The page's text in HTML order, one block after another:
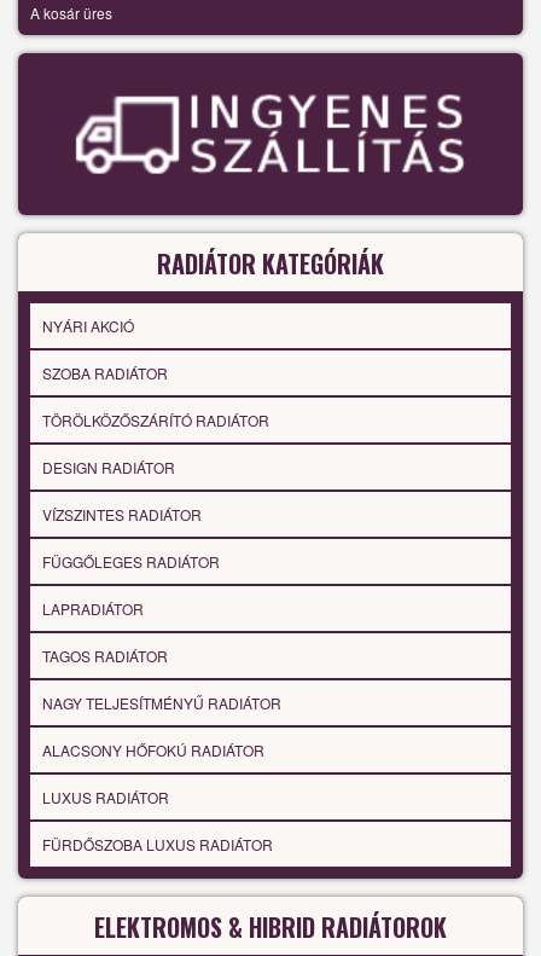
A kosár üres
RADIÁTOR KATEGÓRIÁK
NYÁRI AKCIÓ
SZOBA RADIÁTOR
TÖRÖLKÖZŐSZÁRÍTÓ RADIÁTOR
DESIGN RADIÁTOR
VÍZSZINTES RADIÁTOR
FÜGGŐLEGES RADIÁTOR
LAPRADIÁTOR
TAGOS RADIÁTOR
NAGY TELJESÍTMÉNYŰ RADIÁTOR
ALACSONY HŐFOKÚ RADIÁTOR
LUXUS RADIÁTOR
FÜRDŐSZOBA LUXUS RADIÁTOR
ELEKTROMOS & HIBRID RADIÁTOROK